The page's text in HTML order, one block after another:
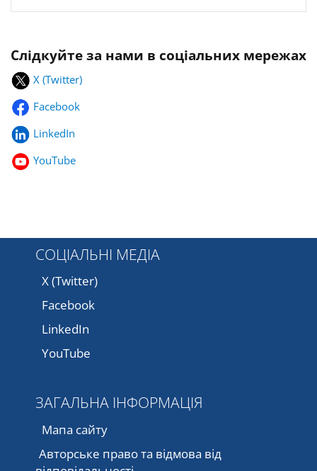
Слідкуйте за нами в соціальних мережах
X (Twitter)
Facebook
LinkedIn
YouTube
СОЦІАЛЬНІ МЕДІА
X (Twitter)
Facebook
LinkedIn
YouTube
ЗАГАЛЬНА ІНФОРМАЦІЯ
Мапа сайту
Авторське право та відмова від